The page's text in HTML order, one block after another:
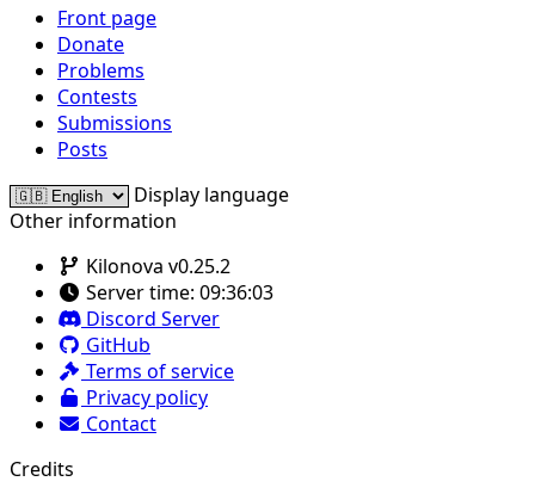
Front page
Donate
Problems
Contests
Submissions
Posts
Display language
Other information
Kilonova v0.25.2
Server time: 09:36:03
Discord Server
GitHub
Terms of service
Privacy policy
Contact
Credits